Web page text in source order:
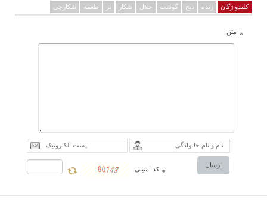
کلیدواژگان زنده ذبح گوشت حلال شکار بز طعمه شکارچی
* متن
ارسال
* کد امنیتی